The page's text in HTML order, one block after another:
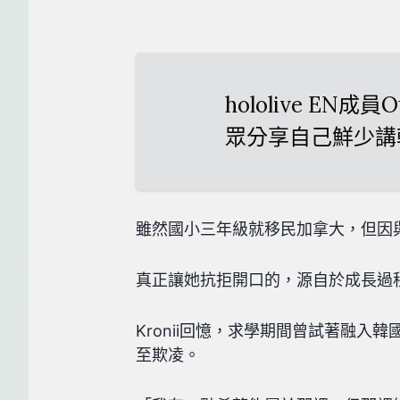
hololive EN成員
眾分享自己鮮少
雖然國小三年級就移民加拿大，但
真正讓她抗拒開口的，源自於成長
Kronii回憶，求學期間曾試著融入韓
至欺凌。